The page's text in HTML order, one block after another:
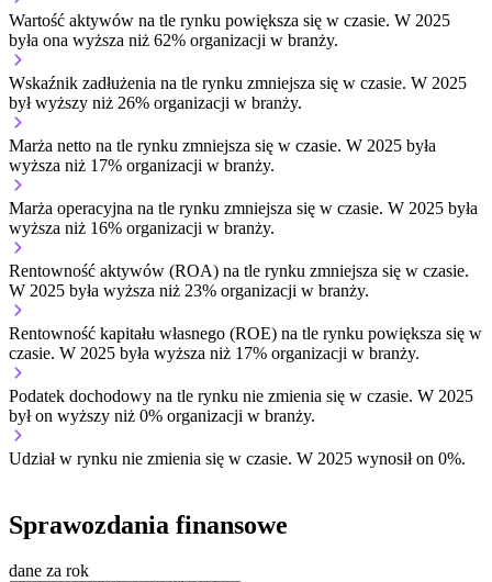
Wartość aktywów na tle rynku powiększa się w czasie. W 2025
była ona wyższa niż 62% organizacji w branży.
Wskaźnik zadłużenia na tle rynku zmniejsza się w czasie. W 2025
był wyższy niż 26% organizacji w branży.
Marża netto na tle rynku zmniejsza się w czasie. W 2025 była
wyższa niż 17% organizacji w branży.
Marża operacyjna na tle rynku zmniejsza się w czasie. W 2025 była
wyższa niż 16% organizacji w branży.
Rentowność aktywów (ROA) na tle rynku zmniejsza się w czasie.
W 2025 była wyższa niż 23% organizacji w branży.
Rentowność kapitału własnego (ROE) na tle rynku powiększa się w
czasie. W 2025 była wyższa niż 17% organizacji w branży.
Podatek dochodowy na tle rynku nie zmienia się w czasie. W 2025
był on wyższy niż 0% organizacji w branży.
Udział w rynku nie zmienia się w czasie. W 2025 wynosił on 0%.
Sprawozdania finansowe
dane za rok